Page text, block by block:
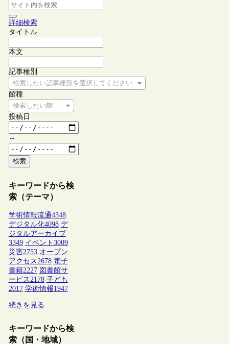
詳細検索
タイトル
本文
記事種別
検索したい記事種別を選択してください
館種
検索したい館種を選択してください
投稿日
～
検索
キーワードから検
索（テーマ）
学術情報流通4348
デジタル化4098 デ
ジタルアーカイブ
3349 イベント 3009
災害2753 オープン
アクセス2678 電子
書籍2227 図書館サ
ービス2178 子ども
2017 学術情報1947
続きを見る
キーワードから検
索（国・地域）